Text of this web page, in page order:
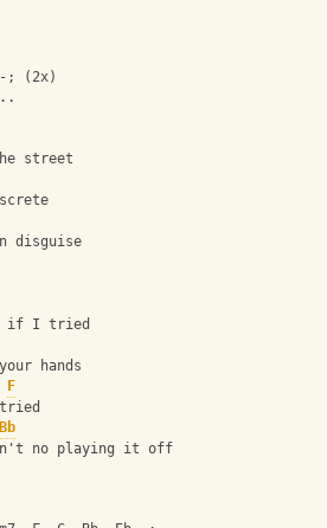
; (2x)
street
disguise
if I tried
hands
F
Bb
no playing it off